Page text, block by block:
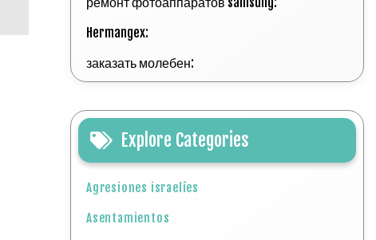
Hermangex:
заказать молебен:
Explore Categories
Agresiones israelíes
Asentamientos